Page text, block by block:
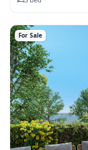
For Sale